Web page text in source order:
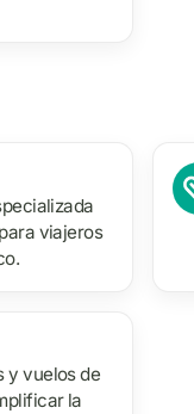
viajeros
y vuelos de
la